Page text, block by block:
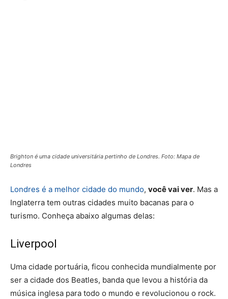
Brighton é uma cidade universitária pertinho de Londres. Foto: Mapa de
Londres
Londres é a melhor cidade do mundo, você vai ver. Mas a
Inglaterra tem outras cidades muito bacanas para o
turismo. Conheça abaixo algumas delas:
Liverpool
Uma cidade portuária, ficou conhecida mundialmente por
ser a cidade dos Beatles, banda que levou a história da
música inglesa para todo o mundo e revolucionou o rock.